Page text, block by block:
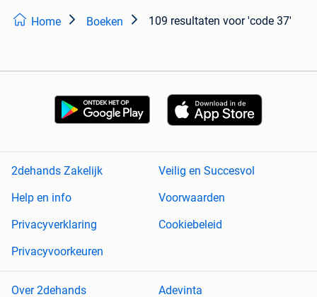
Home Boeken 109 resultaten voor 'code 37'
2dehands Zakelijk
Veilig en Succesvol
Help en info
Voorwaarden
Privacyverklaring
Cookiebeleid
Privacyvoorkeuren
Over 2dehands Adevinta